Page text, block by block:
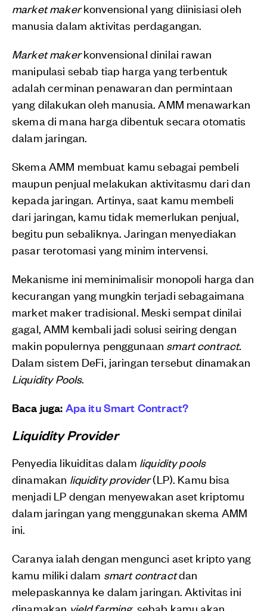
market makerkonvensional yang diinisiasi oleh
manusia dalam aktivitas perdagangan.
Market makerkonvensional dinilai rawan
manipulasi sebab tiap harga yang terbentuk
adalah cerminan penawaran dan permintaan
yang dilakukan oleh manusia. AMM menawarkan
skema di mana harga dibentuk secara otomatis
dalam jaringan.
Skema AMM membuat kamu sebagai pembeli
maupun penjual melakukan aktivitasmu dari dan
kepada jaringan. Artinya, saat kamu membeli
dari jaringan, kamu tidak memerlukan penjual,
begitu pun sebaliknya. Jaringan menyediakan
pasar terotomasi yang minim intervensi.
Mekanisme ini meminimalisir monopoli harga dan
kecurangan yang mungkin terjadi sebagaimana
market maker tradisional. Meski sempat dinilai
gagal, AMM kembali jadi solusi seiring dengan
makin populernya penggunaan smart contract.
Dalam sistem DeFi, jaringan tersebut dinamakan
Liquidity Pools.
Baca juga:Apa itu Smart Contract?
Liquidity Provider
Penyedia likuiditas dalam liquidity pools
dinamakan liquidity provider(LP). Kamu bisa
menjadi LP dengan menyewakan aset kriptomu
dalam jaringan yang menggunakan skema AMM
ini.
Caranya ialah dengan mengunci aset kripto yang
kamu miliki dalam smart contractdan
melepaskannya ke dalam jaringan. Aktivitas ini
dinamakan yield farming, sebab kamu akan